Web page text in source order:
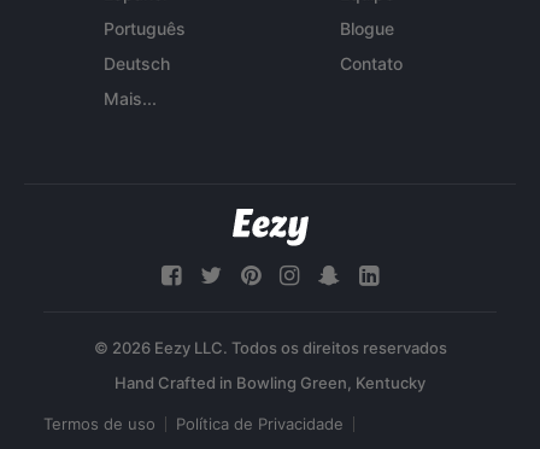
Português
Deutsch
Mais...
Blogue
Contato
© 2026 Eezy LLC. Todos os direitos reservados
Termos de uso Política de Privacidade